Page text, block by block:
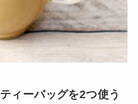
ティーバッグを2つ使う